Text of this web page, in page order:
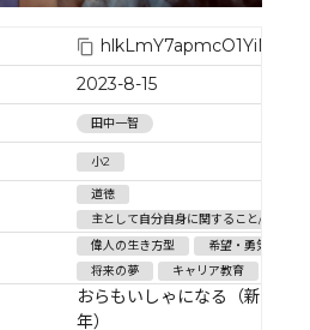
2023-8-15
田中一智
小2
道徳
主として自分自身に関すること/希望と
偉人の生き方型
希望・勇気・努力
将来の夢
キャリア教育
おらもいしゃになる（新・み
年）